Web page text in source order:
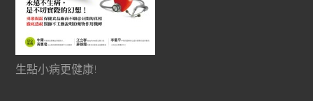
生點小病更健康!